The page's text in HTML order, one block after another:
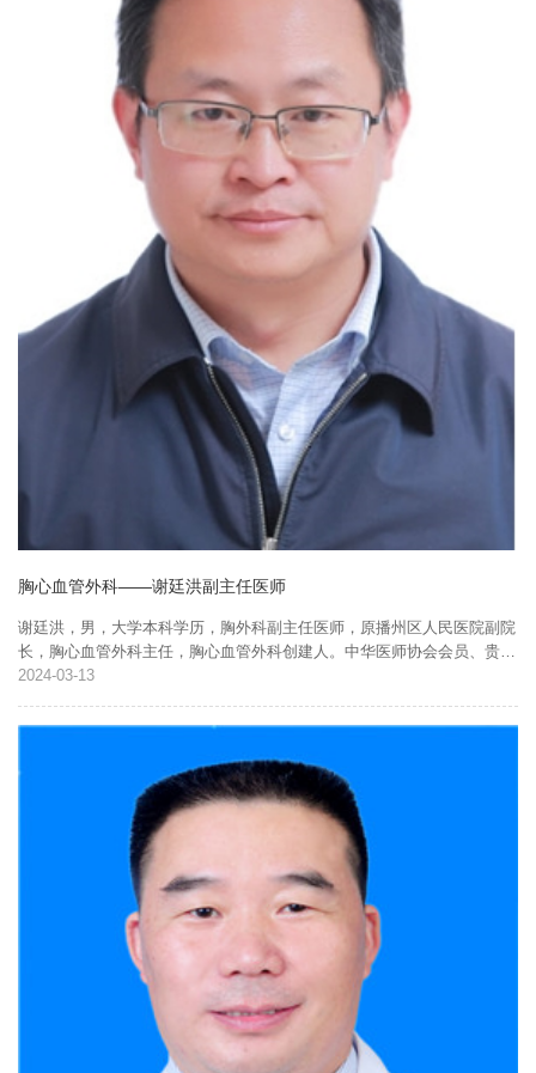
胸心血管外科——谢廷洪副主任医师
谢廷洪，男，大学本科学历，胸外科副主任医师，原播州区人民医院副院
长，胸心血管外科主任，胸心血管外科创建人。中华医师协会会员、贵州
省医师协会胸心外科分会委员、遵义市医学会胸心外科分会常务委员。毕
03-13
2024